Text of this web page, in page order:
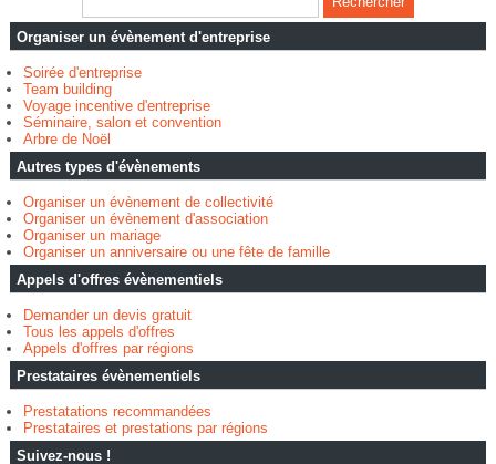
Organiser un évènement d'entreprise
Soirée d'entreprise
Team building
Voyage incentive d'entreprise
Séminaire, salon et convention
Arbre de Noël
Autres types d'évènements
Organiser un évènement de collectivité
Organiser un évènement d'association
Organiser un mariage
Organiser un anniversaire ou une fête de famille
Appels d'offres évènementiels
Demander un devis gratuit
Tous les appels d'offres
Appels d'offres par régions
Prestataires évènementiels
Prestatations recommandées
Prestataires et prestations par régions
Suivez-nous !